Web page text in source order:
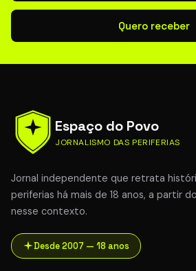
Quero receber
Espaço do Povo
JORNALISMO DAS PERIFERIAS
Jornal independente que retrata
periferias há mais de 18 anos, a partir
nesse contexto.
Desde 2007 — 18 anos